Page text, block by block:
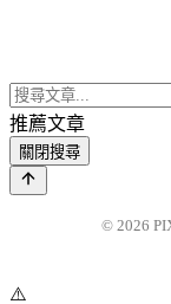
推薦文章
關閉搜尋
© 2026
⚠️